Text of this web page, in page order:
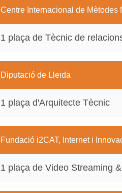
Centre Internacional de
1 plaça de Tècnic de
Diputació de Lleida
1 plaça d'Arquitecte Tècnic
Fundació i2CAT, Internet i
1 plaça de Video Streaming